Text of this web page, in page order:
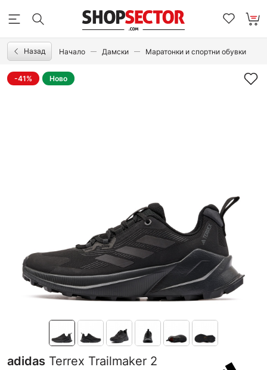
Назад Начало Дамски Маратонки и спортни обувки
-41% Ново
adidas Terrex Trailmaker 2